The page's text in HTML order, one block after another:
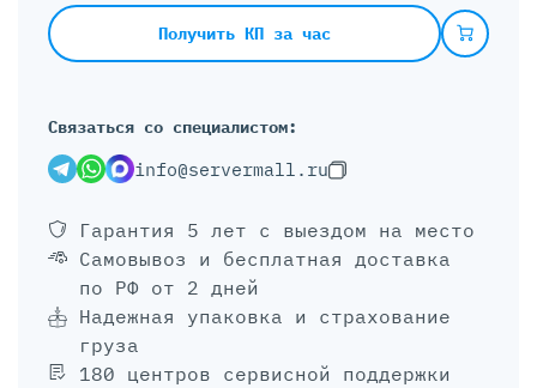
Получить КП за час
Связаться со специалистом:
info@servermall.ru
Гарантия 5 лет с выездом на место
Самовывоз и бесплатная доставка
по РФ от 2 дней
Надежная упаковка и страхование
груза
180 центров сервисной поддержки